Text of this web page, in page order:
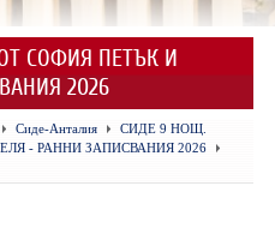
СОФИЯ ПЕТЪК И
2026
Сиде-Анталия
СИДЕ 9 НОЩ.
- РАННИ ЗАПИСВАНИЯ 2026